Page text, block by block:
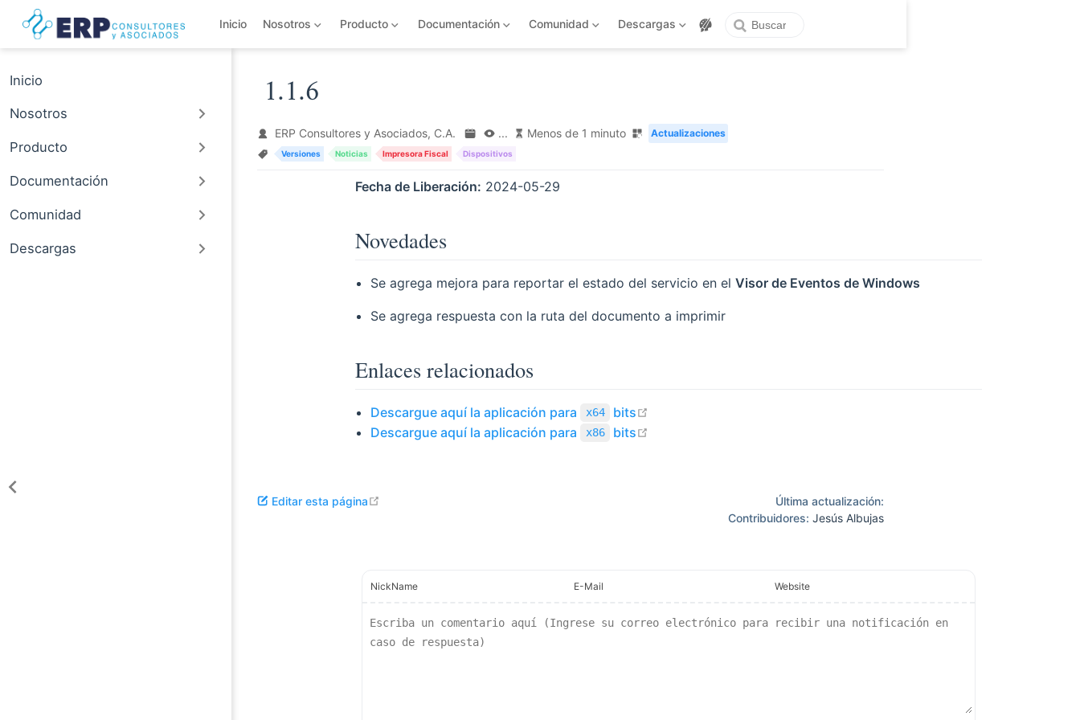
Saltar al contenido principal
Inicio
Nosotros Producto Documentación Comunidad Descargas
Inicio
Nosotros
Producto
Documentación
Comunidad
Descargas
1.1.6
ERP Consultores y Asociados, C.A. ... Menos de 1 minuto Actualizaciones
Versiones Noticias Impresora Fiscal Dispositivos
Fecha de Liberación: 2024-05-29
Novedades
Se agrega mejora para reportar el estado del servicio en elVisor de Eventos de Windows
Se agrega respuesta con la ruta del documento a imprimir
Enlaces relacionados
Descargue aquí la aplicación para x64 bits
Descargue aquí la aplicación para
x86 bits
Editar esta página
Última actualización:
Contribuidores: Jesús Albujas
NickName E-Mail Website